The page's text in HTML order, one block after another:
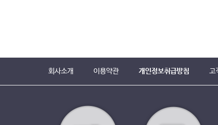
회사소개 이용약관 개인정보취급방침 고